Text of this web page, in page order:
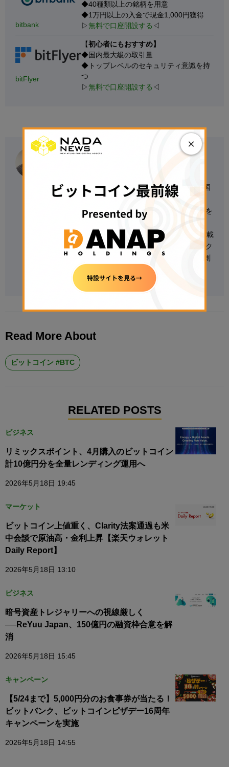
bitbank
◆40種類以上の銘柄を用意
◆1万円以上の入金で現金1,000円獲得
▷無料で口座開設する ◁
bitFlyer
【初心者にもおすすめ】
◆国内最大級の取引量
◆トップレベルのセキュリティ意識を持
つ
▷無料で口座開設する ◁
Ibrahim Ajibade
University of Ibadan（イバダン大学）卒業後、同国
の大手銀行Access Bankで法人向け業務を担当。
2020年以降、暗号資産関連のリサーチやレポートを
手がけ、これまでにCoinmarketcap、Beincrypto、
Crypto.news、FXStreet、Yahoo Financeなどに掲載
されている。 オンチェーン分析、グローバル・マク
ロ経済のインサイト、暗号資産デリバティブ、予測
市場、テクニカル分析を担当。
Read More About
ビットコイン #BTC
RELATED POSTS
ビジネス
リミックスポイント、4月購入のビットコイン
計10億円分を全量レンディング運用へ
2026年5月18日 19:45
マーケット
ビットコイン上値重く、Clarity法案通過も米
中会談で原油高・金利上昇【楽天ウォレット
Daily Report】
2026年5月18日 13:10
ビジネス
暗号資産トレジャリーへの視線厳しく
──ReYuu Japan、150億円の融資枠合意を解
消
2026年5月18日 15:45
キャンペーン
【5/24まで】5,000円分のお食事券が当たる！
ビットバンク、ビットコインピザデー16周年
キャンペーンを実施
2026年5月18日 14:55
×